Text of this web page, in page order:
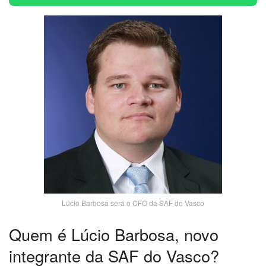
Lúcio Barbosa será o CFO da SAF do Vasco
Quem é Lúcio Barbosa, novo
integrante da SAF do Vasco?